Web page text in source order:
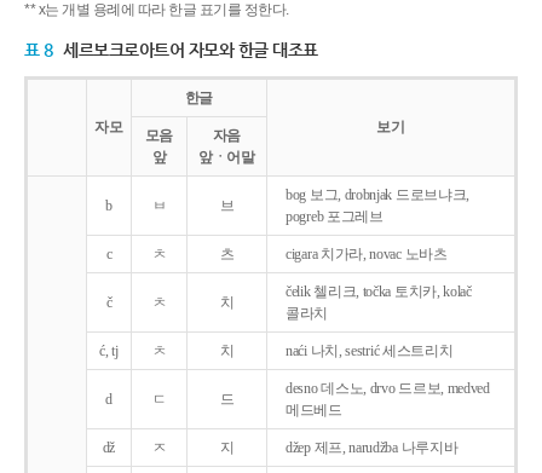
** x는 개별 용례에 따라 한글 표기를 정한다.
표 8 세르보크로아트어 자모와 한글 대조표
자모
한글
보기
모음
앞
자음
앞ㆍ어말
b ㅂ 브
bog 보그, drobnjak 드로브냐크,
pogreb 포그레브
c ㅊ 츠 cigara 치가라, novac 노바츠
č ㅊ 치
čelik 첼리크, točka 토치카, kolač
콜라치
ć, tj ㅊ 치 naći 나치, sestrić 세스트리치
d ㄷ 드
desno 데스노, drvo 드르보, medved
메드베드
dž ㅈ 지 džep 제프, narudžba 나루지바